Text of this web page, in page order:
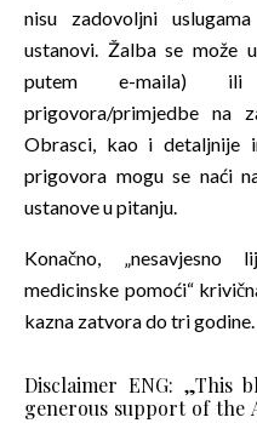
nisu zadovoljni
ustanovi. Žalba se može
putem e-maila) ili
prigovora/primjedbe na
Obrasci, kao i detaljnije
prigovora mogu se naći
ustanove u pitanju.
Konačno, „nesavjesno
medicinske pomoći“
kazna zatvora do tri godine.
Disclaimer ENG: „This
generous support of the